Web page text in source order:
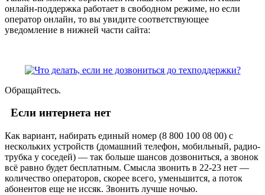
онлайн-поддержка работает в свободном режиме, но если
оператор онлайн, то вы увидите соответствующее
уведомление в нижней части сайта:
Обращайтесь.
Если интернета нет
Как вариант, набирать единый номер (8 800 100 08 00) с
нескольких устройств (домашний телефон, мобильный, радио-
трубка у соседей) — так больше шансов дозвониться, а звонок
всё равно будет бесплатным. Смысла звонить в 22-23 нет —
количество операторов, скорее всего, уменьшится, а поток
абонентов еще не иссяк. Звонить лучше ночью.